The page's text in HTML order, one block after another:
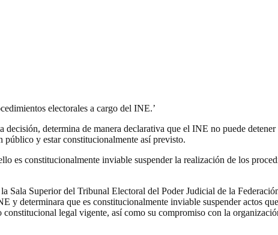
electorales a cargo del INE.’
determina de manera declarativa que el INE no puede
y estar constitucionalmente así previsto.
es constitucionalmente inviable suspender la realización de los
Sala Superior del Tribunal Electoral del Poder Judicial de la
y determinara que es constitucionalmente inviable suspender actos
legal vigente, así como su compromiso con la